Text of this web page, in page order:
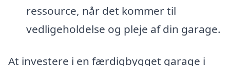
ressource, når det kommer til
vedligeholdelse og pleje af din garage.
At investere i en færdigbygget garage i